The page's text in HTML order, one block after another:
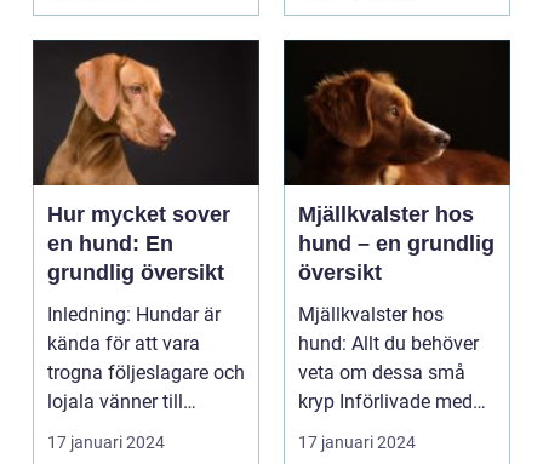
Hur mycket sover
en hund: En
grundlig översikt
Inledning: Hundar är
kända för att vara
trogna följeslagare och
lojala vänner till
människor. Men p...
17 januari 2024
Mjällkvalster hos
hund – en grundlig
översikt
Mjällkvalster hos
hund: Allt du behöver
veta om dessa små
kryp Införlivade med
människors hushåll
17 januari 2024